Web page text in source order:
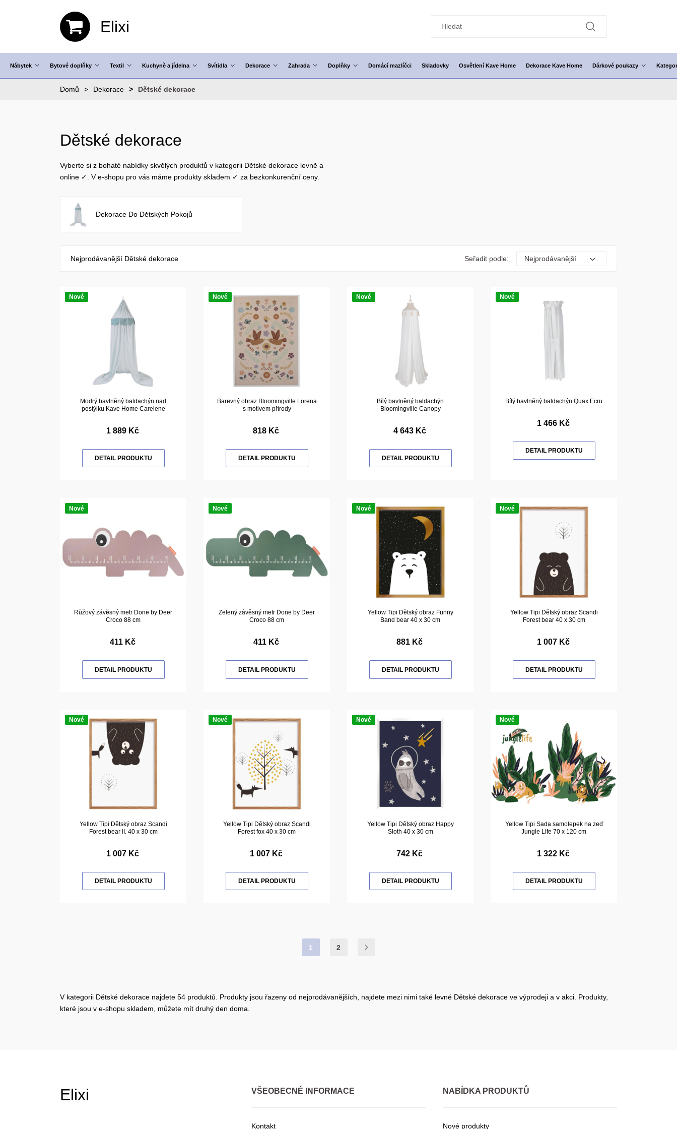
Elixi
Nábytek Bytové doplňky Textil Kuchyně a jídelna Svítidla Dekorace Zahrada Doplňky Domácí mazlíčci Skladovky Osvětlení Kave Home Dekorace Kave Home Dárkové poukazy
Domů Dekorace Dětské dekorace
Dětské dekorace
Vyberte si z bohaté nabídky skvělých produktů v kategorii Dětské dekorace levně a
online ✓. V e-shopu pro vás máme produkty skladem ✓ za bezkonkurenční ceny.
Dekorace Do Dětských Pokojů
Nejprodávanější Dětské dekorace Seřadit podle:
Nové
Modrý bavlněný baldachýn nad
postýlku Kave Home Carelene
1 889 Kč
DETAIL PRODUKTU
Nové
Barevný obraz Bloomingville Lorena
s motivem přírody
818 Kč
DETAIL PRODUKTU
Nové
Bílý bavlněný baldachýn
Bloomingville Canopy
4 643 Kč
DETAIL PRODUKTU
Nové
Bílý bavlněný baldachýn Quax Ecru
1 466 Kč
DETAIL PRODUKTU
Nové
Růžový závěsný metr Done by Deer
Croco 88 cm
411 Kč
DETAIL PRODUKTU
Nové
Zelený závěsný metr Done by Deer
Croco 88 cm
411 Kč
DETAIL PRODUKTU
Nové
Yellow Tipi Dětský obraz Funny
Band bear 40 x 30 cm
881 Kč
DETAIL PRODUKTU
Nové
Yellow Tipi Dětský obraz Scandi
Forest bear 40 x 30 cm
1 007 Kč
DETAIL PRODUKTU
Nové
Yellow Tipi Dětský obraz Scandi
Forest bear II. 40 x 30 cm
1 007 Kč
DETAIL PRODUKTU
Nové
Yellow Tipi Dětský obraz Scandi
Forest fox 40 x 30 cm
1 007 Kč
DETAIL PRODUKTU
Nové
Yellow Tipi Dětský obraz Happy
Sloth 40 x 30 cm
742 Kč
DETAIL PRODUKTU
Nové
Yellow Tipi Sada samolepek na zeď
Jungle Life 70 x 120 cm
1 322 Kč
DETAIL PRODUKTU
1 2
V kategorii Dětské dekorace najdete 54 produktů. Produkty jsou řazeny od nejprodávanějších, najdete mezi nimi také levné Dětské dekorace ve výprodeji a v akci. Produkty,
které jsou v e-shopu skladem, můžete mít druhý den doma.
Elixi VŠEOBECNÉ INFORMACE
Kontakt
NABÍDKA PRODUKTŮ
Nové produkty